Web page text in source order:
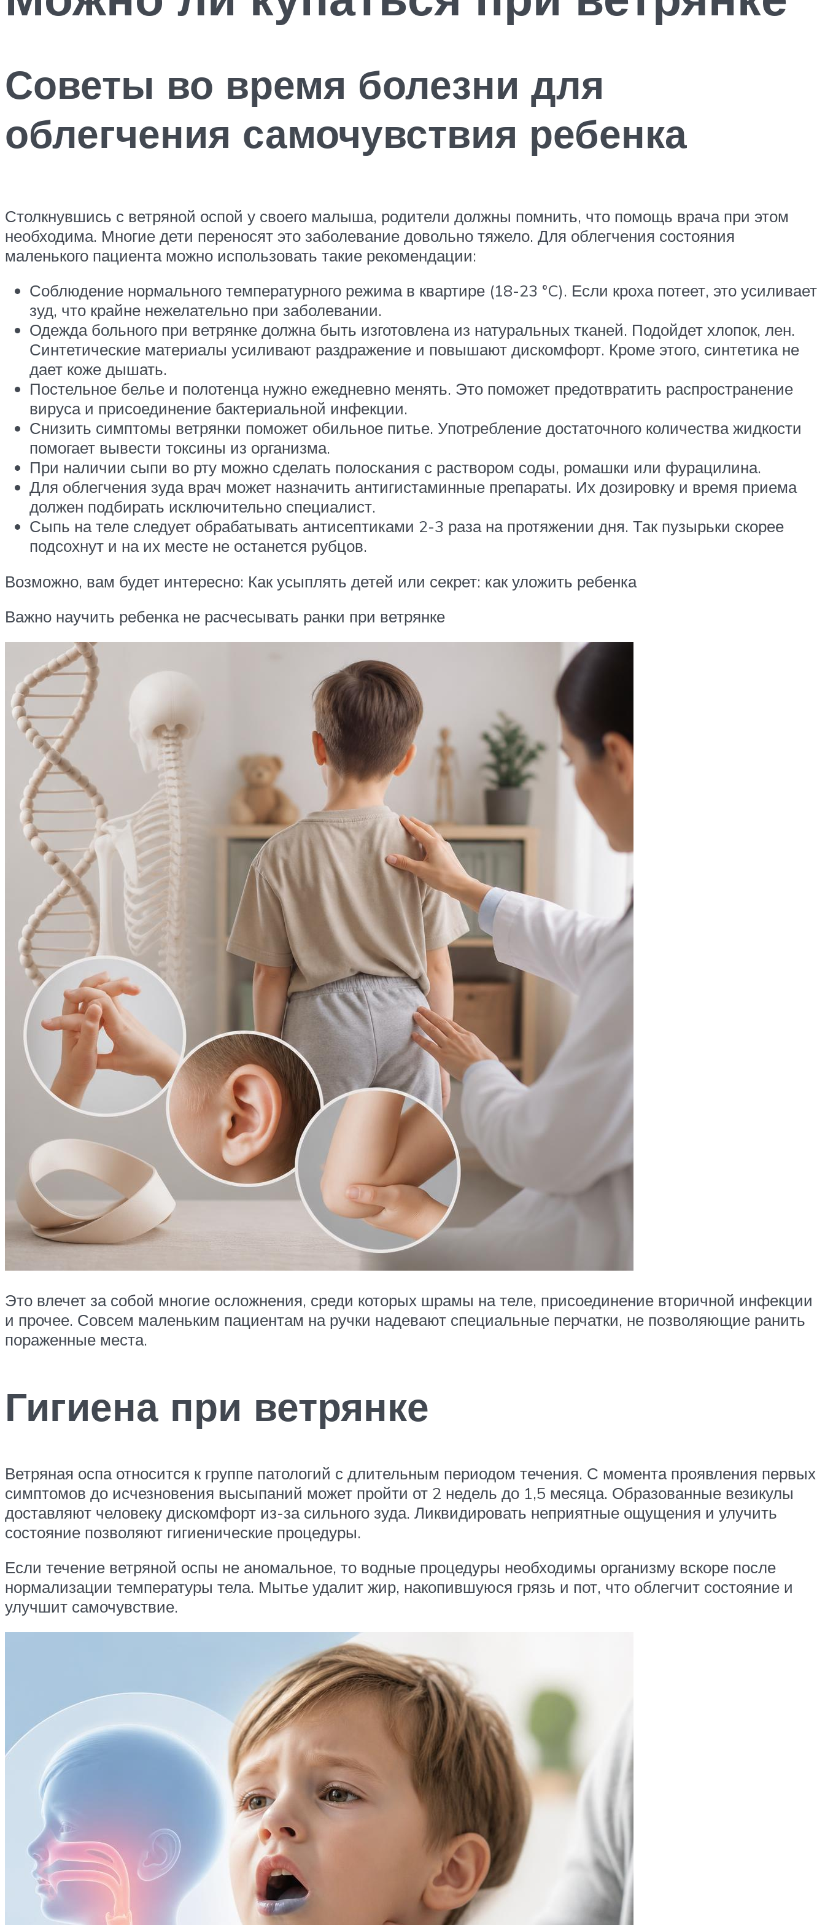
Советы во время болезни для
облегчения самочувствия ребенка
Столкнувшись с ветряной оспой у своего малыша, родители должны помнить, что помощь врача при этом
необходима. Многие дети переносят это заболевание довольно тяжело. Для облегчения состояния
маленького пациента можно использовать такие рекомендации:
Соблюдение нормального температурного режима в квартире (18-23 °C). Если кроха потеет, это усиливает
зуд, что крайне нежелательно при заболевании.
Одежда больного при ветрянке должна быть изготовлена из натуральных тканей. Подойдет хлопок, лен.
Синтетические материалы усиливают раздражение и повышают дискомфорт. Кроме этого, синтетика не
дает коже дышать.
Постельное белье и полотенца нужно ежедневно менять. Это поможет предотвратить распространение
вируса и присоединение бактериальной инфекции.
Снизить симптомы ветрянки поможет обильное питье. Употребление достаточного количества жидкости
помогает вывести токсины из организма.
При наличии сыпи во рту можно сделать полоскания с раствором соды, ромашки или фурацилина.
Для облегчения зуда врач может назначить антигистаминные препараты. Их дозировку и время приема
должен подбирать исключительно специалист.
Сыпь на теле следует обрабатывать антисептиками 2-3 раза на протяжении дня. Так пузырьки скорее
подсохнут и на их месте не останется рубцов.
Возможно, вам будет интересно: Как усыплять детей или секрет: как уложить ребенка
Важно научить ребенка не расчесывать ранки при ветрянке
Это влечет за собой многие осложнения, среди которых шрамы на теле, присоединение вторичной инфекции
и прочее. Совсем маленьким пациентам на ручки надевают специальные перчатки, не позволяющие ранить
пораженные места.
Гигиена при ветрянке
Ветряная оспа относится к группе патологий с длительным периодом течения. С момента проявления первых
симптомов до исчезновения высыпаний может пройти от 2 недель до 1,5 месяца. Образованные везикулы
доставляют человеку дискомфорт из-за сильного зуда. Ликвидировать неприятные ощущения и улучить
состояние позволяют гигиенические процедуры.
Если течение ветряной оспы не аномальное, то водные процедуры необходимы организму вскоре после
нормализации температуры тела. Мытье удалит жир, накопившуюся грязь и пот, что облегчит состояние и
улучшит самочувствие.